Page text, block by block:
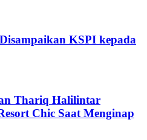
KSPI kepada
Thariq Halilintar
Chic Saat Menginap